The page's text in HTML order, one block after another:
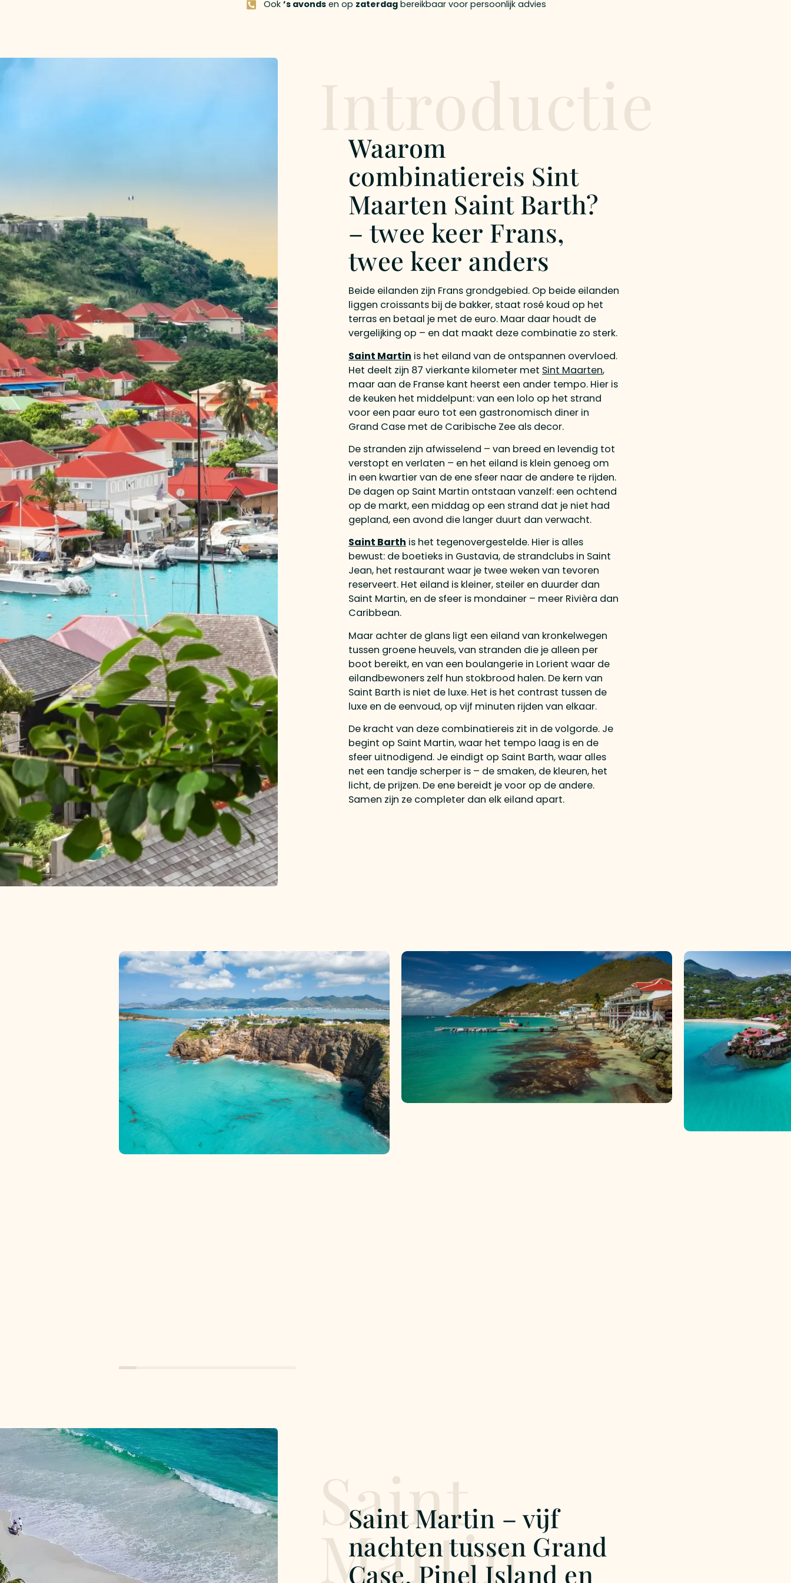
Ook’s avonds en op zaterdag bereikbaar voor persoonlijk advies
Introductie
Waarom
combinatiereis Sint
Maarten Saint Barth?
– twee keer Frans,
twee keer anders
Beide eilanden zijn Frans grondgebied. Op beide eilanden
liggen croissants bij de bakker, staat rosé koud op het
terras en betaal je met de euro. Maar daar houdt de
vergelijking op – en dat maakt deze combinatie zo sterk.
Saint Martin is het eiland van de ontspannen overvloed.
Het deelt zijn 87 vierkante kilometer met Sint Maarten,
maar aan de Franse kant heerst een ander tempo. Hier is
de keuken het middelpunt: van een lolo op het strand
voor een paar euro tot een gastronomisch diner in
Grand Case met de Caribische Zee als decor.
De stranden zijn afwisselend – van breed en levendig tot
verstopt en verlaten – en het eiland is klein genoeg om
in een kwartier van de ene sfeer naar de andere te rijden.
De dagen op Saint Martin ontstaan vanzelf: een ochtend
op de markt, een middag op een strand dat je niet had
gepland, een avond die langer duurt dan verwacht.
Saint Barth is het tegenovergestelde. Hier is alles
bewust: de boetieks in Gustavia, de strandclubs in Saint
Jean, het restaurant waar je twee weken van tevoren
reserveert. Het eiland is kleiner, steiler en duurder dan
Saint Martin, en de sfeer is mondainer – meer Rivièra dan
Caribbean.
Maar achter de glans ligt een eiland van kronkelwegen
tussen groene heuvels, van stranden die je alleen per
boot bereikt, en van een boulangerie in Lorient waar de
eilandbewoners zelf hun stokbrood halen. De kern van
Saint Barth is niet de luxe. Het is het contrast tussen de
luxe en de eenvoud, op vijf minuten rijden van elkaar.
De kracht van deze combinatiereis zit in de volgorde. Je
begint op Saint Martin, waar het tempo laag is en de
sfeer uitnodigend. Je eindigt op Saint Barth, waar alles
net een tandje scherper is – de smaken, de kleuren, het
licht, de prijzen. De ene bereidt je voor op de andere.
Samen zijn ze completer dan elk eiland apart.
Saint
Martin
Saint Martin – vijf
nachten tussen Grand
Case, Pinel Island en